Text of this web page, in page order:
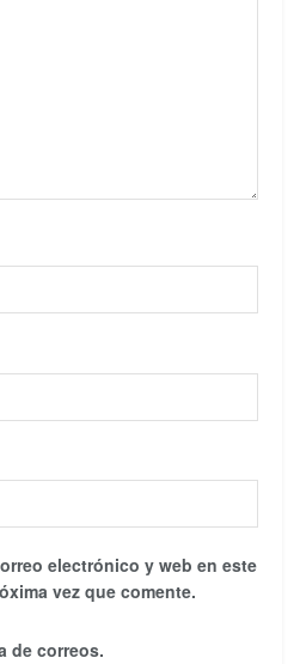
electrónico y web en este
vez que comente.
de correos.